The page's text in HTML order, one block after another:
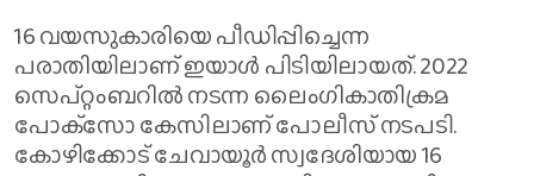
16 വയസുകാരിയെ പീഡിപ്പിച്ചെന്ന
പരാതിയിലാണ് ഇയാള്‍ പിടിയിലായത്. 2022
സെപ്റ്റംബറില്‍ നടന്ന ലൈംഗികാതിക്രമ
പോക്‌സോ കേസിലാണ് പോലീസ് നടപടി.
കോഴിക്കോട് ചേവായൂര്‍ സ്വദേശിയായ 16